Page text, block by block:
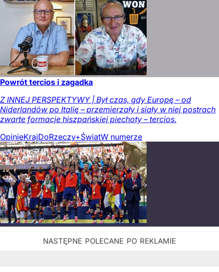
Powrót tercios i zagadka
Z INNEJ PERSPEKTYWY | Był czas, gdy Europę – od
Niderlandów po Italię – przemierzały i siały w niej postrach
zwarte formacje hiszpańskiej piechoty – tercios.
OpinieKrajDoRzeczy+ŚwiatW numerze